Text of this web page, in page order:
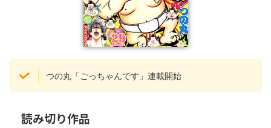
つの丸「ごっちゃんです」連載開始
読み切り作品